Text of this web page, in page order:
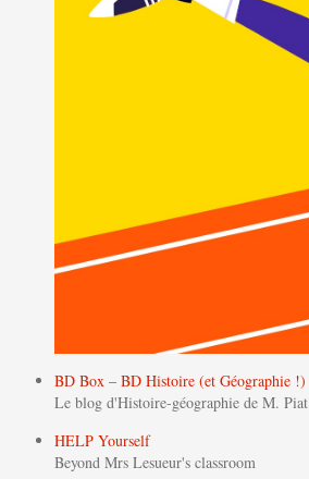
BD Box – BD Histoire (et Géographie !)
Le blog d'Histoire-géographie de M. Piat
HELP Yourself
Beyond Mrs Lesueur's classroom